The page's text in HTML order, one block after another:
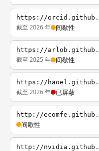
https://
截至 2026 年 间歇性
https://
截至 2025 年 间歇性
https://
截至 2026 年 已屏蔽
http://
间歇性
http://